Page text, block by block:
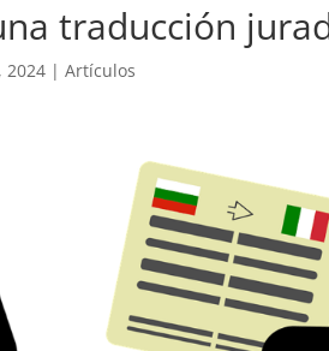
traducción
2024 |Artículos